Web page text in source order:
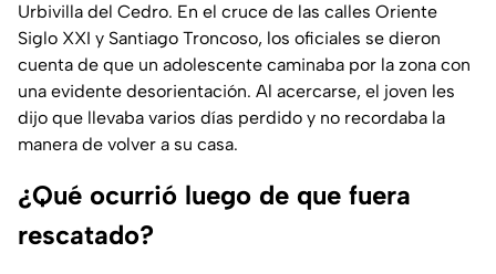
Urbivilla del Cedro. En el cruce de las calles Oriente
Siglo XXI y Santiago Troncoso, los oficiales se dieron
cuenta de que un adolescente caminaba por la zona con
una evidente desorientación. Al acercarse, el joven les
dijo que llevaba varios días perdido y no recordaba la
manera de volver a su casa.
¿Qué ocurrió luego de que fuera
rescatado?